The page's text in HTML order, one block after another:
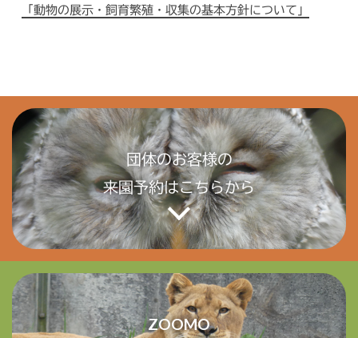
「動物の展示・飼育繁殖・収集の基本方針について」
団体のお客様の
来園予約はこちらから
ZOOMO